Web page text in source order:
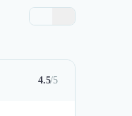
4.5/5